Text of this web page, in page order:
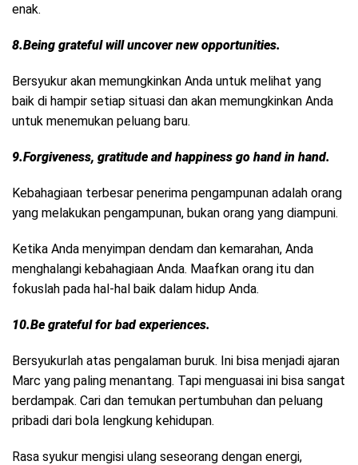
enak.
8.Being grateful will uncover new opportunities.
Bersyukur akan memungkinkan Anda untuk melihat yang
baik di hampir setiap situasi dan akan memungkinkan Anda
untuk menemukan peluang baru.
9.Forgiveness, gratitude and happiness go hand in hand.
Kebahagiaan terbesar penerima pengampunan adalah orang
yang melakukan pengampunan, bukan orang yang diampuni.
Ketika Anda menyimpan dendam dan kemarahan, Anda
menghalangi kebahagiaan Anda. Maafkan orang itu dan
fokuslah pada hal-hal baik dalam hidup Anda.
10.Be grateful for bad experiences.
Bersyukurlah atas pengalaman buruk. Ini bisa menjadi ajaran
Marc yang paling menantang. Tapi menguasai ini bisa sangat
berdampak. Cari dan temukan pertumbuhan dan peluang
pribadi dari bola lengkung kehidupan.
Rasa syukur mengisi ulang seseorang dengan energi,